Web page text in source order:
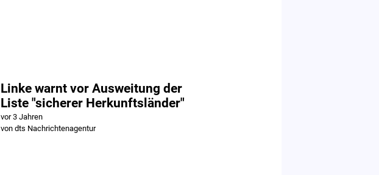
Linke warnt vor Ausweitung der
Liste "sicherer Herkunftsländer"
vor 3 Jahren
von dts Nachrichtenagentur